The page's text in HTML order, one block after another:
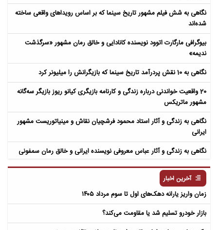
نگاهی به شش فیلم مشهور تاریخ سینما که بر اساس رویداهای واقعی ساخته
شده‌اند
بیوگرافی مارگارت اتوود نویسنده کانادایی و خالق رمان مشهور «سرگذشت
ندیمه»
نگاهی به 10 نقش پردرآمد تاریخ سینما که بازیگرانش را میلیونر کرد
20 واقعیت خواندنی درباره زندگی و کارنامه بازیگری کیانو ریوز بازیگر سه‌گانه
مشهور ماتریکس
نگاهی به زندگی و آثار استاد محمود فرشچیان نقاش و مینیاتوریست مشهور
ایرانی
نگاهی به زندگی و آثار عباس معروفی نویسنده ایرانی و خالق رمان سمفونی
آخرین اخبار
زمان واریز یارانه دهک‌های اول تا سوم مرداد ۱۴۰۵
بازار خودرو تسلیم شد یا مقاومت می‌کند؟